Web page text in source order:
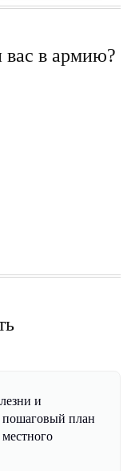
вас в армию?
и
пошаговый план